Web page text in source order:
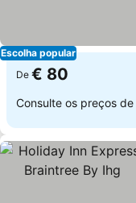
Escolha popular
De € 80
Consulte os preços de